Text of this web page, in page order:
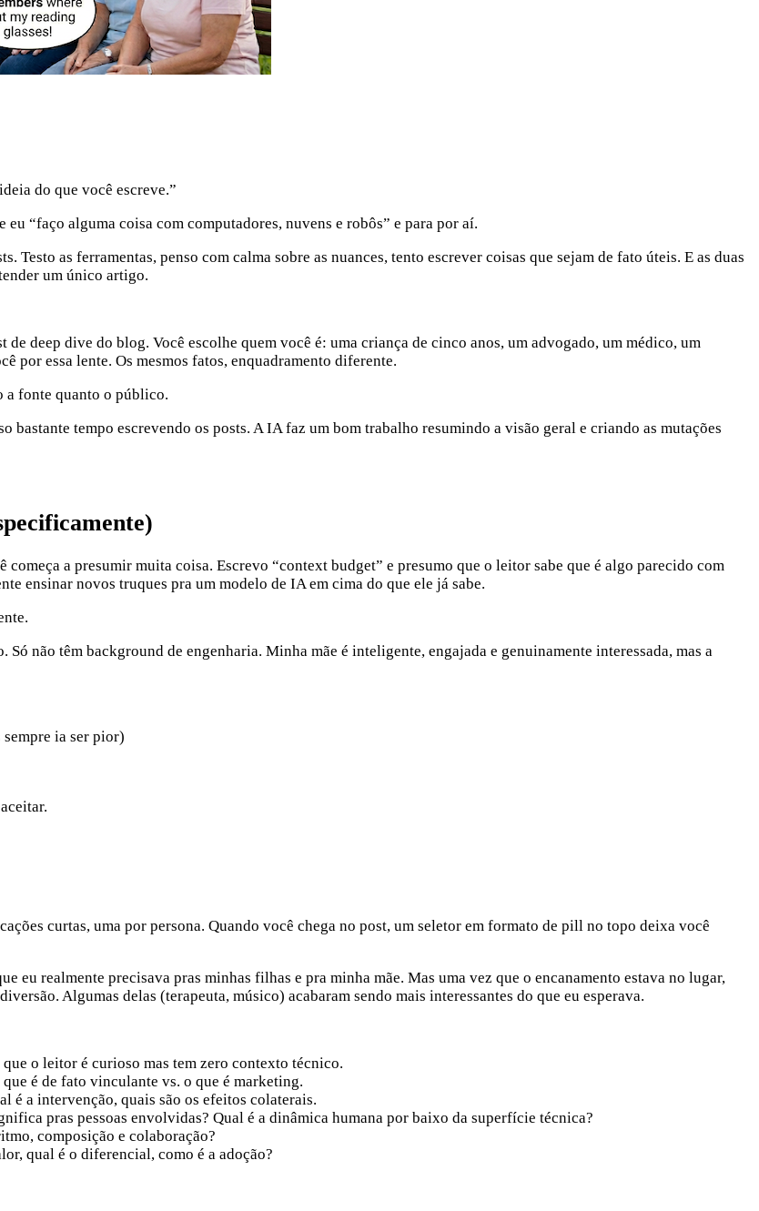
do que você escreve.”
“faço alguma coisa com computadores, nuvens e robôs” e para por aí.
Testo as ferramentas, penso com calma sobre as nuances, tento escrever coisas que sejam de fato úteis. E as duas
um único artigo.
deep dive do blog. Você escolhe quem você é: uma criança de cinco anos, um advogado, um médico, um
por essa lente. Os mesmos fatos, enquadramento diferente.
a fonte quanto o público.
bastante tempo escrevendo os posts. A IA faz um bom trabalho resumindo a visão geral e criando as mutações
a presumir muita coisa. Escrevo “context budget” e presumo que o leitor sabe que é algo parecido com
ensinar novos truques pra um modelo de IA em cima do que ele já sabe.
não têm background de engenharia. Minha mãe é inteligente, engajada e genuinamente interessada, mas a
sempre ia ser pior)
curtas, uma por persona. Quando você chega no post, um seletor em formato de pill no topo deixa você
eu realmente precisava pras minhas filhas e pra minha mãe. Mas uma vez que o encanamento estava no lugar,
Algumas delas (terapeuta, músico) acabaram sendo mais interessantes do que eu esperava.
o leitor é curioso mas tem zero contexto técnico.
é de fato vinculante vs. o que é marketing.
é a intervenção, quais são os efeitos colaterais.
pras pessoas envolvidas? Qual é a dinâmica humana por baixo da superfície técnica?
composição e colaboração?
qual é o diferencial, como é a adoção?